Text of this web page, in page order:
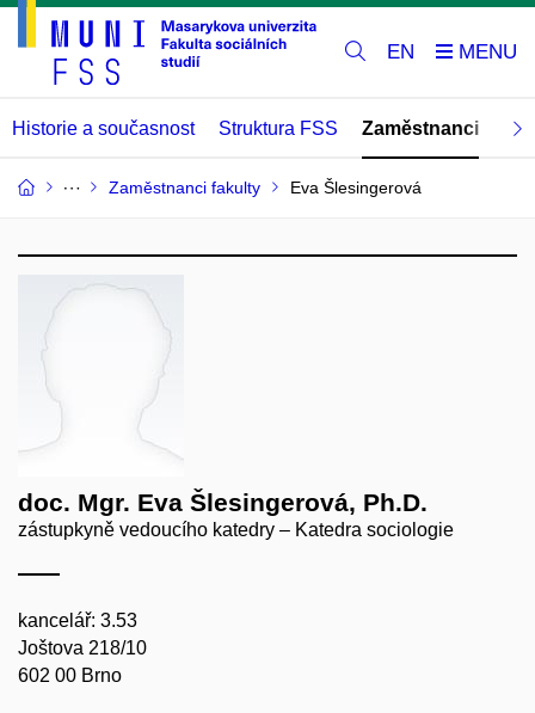
EN
Historie a současnost Struktura FSS Zaměstnanci
Zaměstnanci fakulty Eva Šlesingerová
doc. Mgr. Eva Šlesingerová, Ph.D.
zástupkyně vedoucího katedry – Katedra sociologie
kancelář: 3.53
Joštova 218/10
602 00 Brno